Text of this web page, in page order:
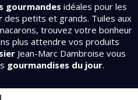
gourmandes idéales pour les
des petits et grands. Tuiles aux
trouvez votre bonheur
plus attendre vos produits
Jean-Marc Dambroise vous
gourmandises du jour.